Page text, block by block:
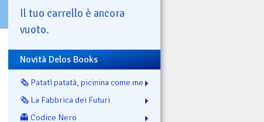
Il tuo carrello è ancora
vuoto.
Novità Delos Books
🗞️ Patatì patatà, picinina come me
🗞️ La Fabbrica dei Futuri
👻 Codice Nero